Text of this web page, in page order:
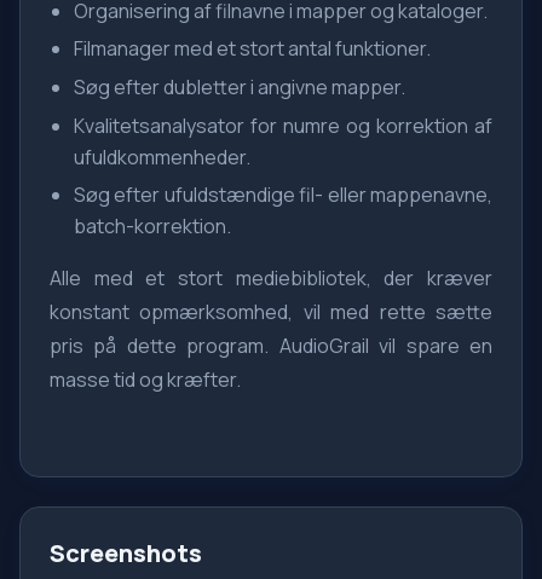
Organisering af filnavne i mapper og kataloger.
Filmanager med et stort antal funktioner.
Søg efter dubletter i angivne mapper.
Kvalitetsanalysator for numre og korrektion af
ufuldkommenheder.
Søg efter ufuldstændige fil- eller mappenavne,
batch-korrektion.
Alle med et stort mediebibliotek, der kræver
konstant opmærksomhed, vil med rette sætte
pris på dette program. AudioGrail vil spare en
masse tid og kræfter.
Screenshots